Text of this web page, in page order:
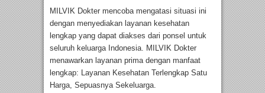
MILVIK Dokter mencoba mengatasi situasi ini
dengan menyediakan layanan kesehatan
lengkap yang dapat diakses dari ponsel untuk
seluruh keluarga Indonesia. MILVIK Dokter
menawarkan layanan prima dengan manfaat
lengkap: Layanan Kesehatan Terlengkap Satu
Harga, Sepuasnya Sekeluarga.